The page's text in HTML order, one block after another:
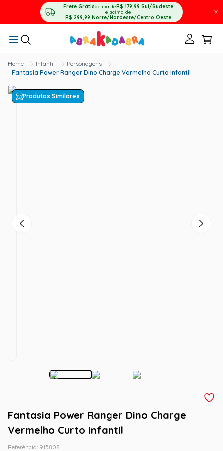
Frete Grátisacima deR$ 179,99 Sul/Sudeste
e acima de
R$ 299,99 Norte/Nordeste/Centro Oeste
X
Infantil
Personagens
Fantasia Power Ranger Dino Charge Vermelho Curto Infantil
Produtos Similares
Fantasia Power Ranger Dino Charge
Vermelho Curto Infantil
Referência: 915808